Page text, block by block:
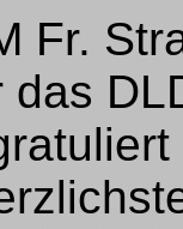
Fr.
das